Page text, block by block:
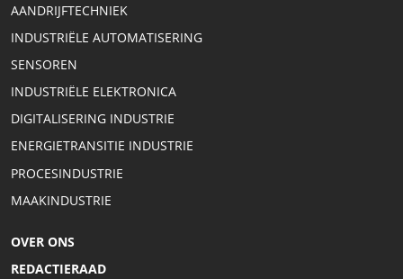
AANDRIJFTECHNIEK
INDUSTRIËLE AUTOMATISERING
SENSOREN
INDUSTRIËLE ELEKTRONICA
DIGITALISERING INDUSTRIE
ENERGIETRANSITIE INDUSTRIE
PROCESINDUSTRIE
MAAKINDUSTRIE
OVER ONS
REDACTIERAAD